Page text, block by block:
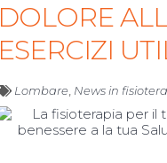
DOLORE
ESERCIZI
Lombare News in